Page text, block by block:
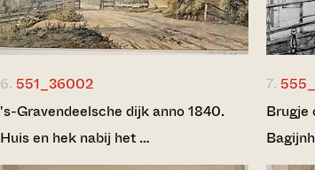
6. 551_36002
's-Gravendeelsche dijk anno 1840.
Huis en hek nabij het …
7.
Brugje